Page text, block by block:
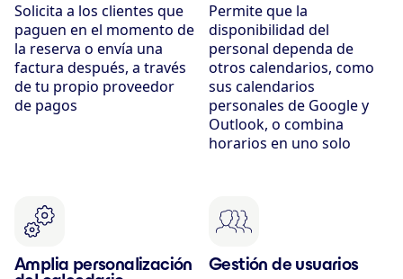
Solicita a los clientes que
paguen en el momento de
la reserva o envía una
factura después, a través
de tu propio proveedor
de pagos
Permite que la
disponibilidad del
personal dependa de
otros calendarios, como
sus calendarios
personales de Google y
Outlook, o combina
horarios en uno solo
Amplia personalización
Gestión de usuarios